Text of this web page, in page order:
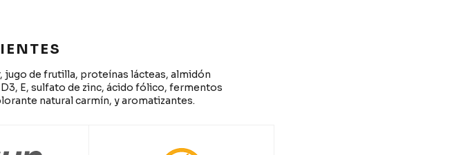
jugo de frutilla, proteínas lácteas, almidón
E, sulfato de zinc, ácido fólico, fermentos
natural carmín, y aromatizantes.